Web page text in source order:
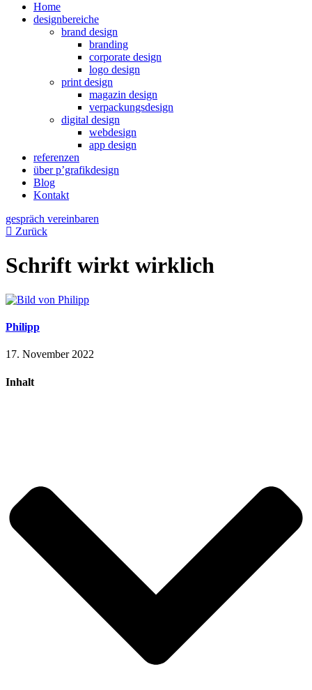
Home
designbereiche
brand design
branding
corporate design
logo design
print design
magazin design
verpackungsdesign
digital design
webdesign
app design
referenzen
über p’grafikdesign
Blog
Kontakt
gespräch vereinbaren
Zurück
Schrift wirkt wirklich
Philipp
17. November 2022
Inhalt